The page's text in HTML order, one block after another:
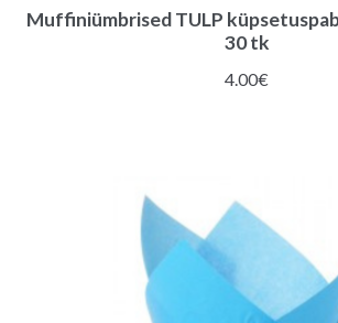
Muffiniümbrised TULP
30 tk
4.00€